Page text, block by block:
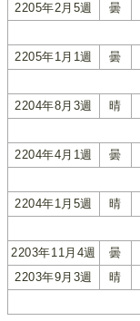
2205年2月5週 曇
2205年1月1週 曇
2204年8月3週 晴
2204年4月1週 曇
2204年1月5週 晴
2203年11月4週 曇
2203年9月3週
晴